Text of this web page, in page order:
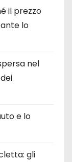
il prezzo
lo
nel
e lo
gli